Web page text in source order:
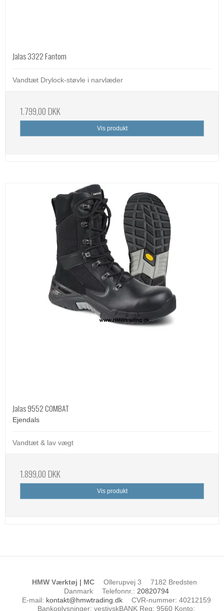
Jalas 3322 Fantom
Vandtæt Drylock-støvle i narvlæder
1.799,00 DKK
Vis produkt
Jalas 9552 COMBAT
Ejendals
Vandtæt & lav vægt
1.899,00 DKK
Vis produkt
HMW Værktøj | MC Ollerupvej 3
7182 Bredsten
Danmark
Telefonnr. : 20820794
E-mail: kontakt@hmwtrading.dk CVR-nummer: 40212159
Bankoplysninger: vestjyskBANK Reg: 9560 Konto: